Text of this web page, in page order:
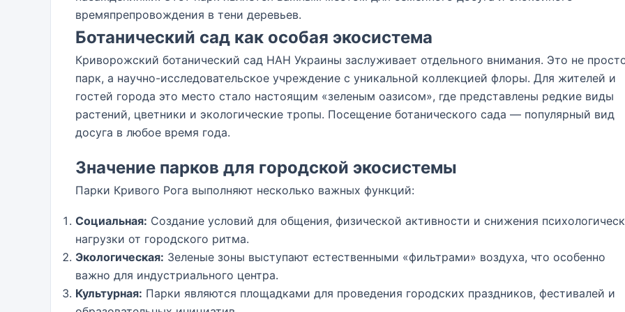
времяпрепровождения в тени деревьев.
Ботанический сад как особая экосистема
Криворожский ботанический сад НАН Украины заслуживает отдельного внимания. Это не
парк, а научно-исследовательское учреждение с уникальной коллекцией флоры. Для жителей и
гостей города это место стало настоящим «зеленым оазисом», где представлены редкие виды
растений, цветники и экологические тропы. Посещение ботанического сада — популярный вид
досуга в любое время года.
Значение парков для городской экосистемы
Парки Кривого Рога выполняют несколько важных функций:
Социальная: Создание условий для общения, физической активности и снижения
нагрузки от городского ритма.
Экологическая: Зеленые зоны выступают естественными «фильтрами» воздуха, что особенно
важно для индустриального центра.
Культурная: Парки являются площадками для проведения городских праздников, фестивалей и